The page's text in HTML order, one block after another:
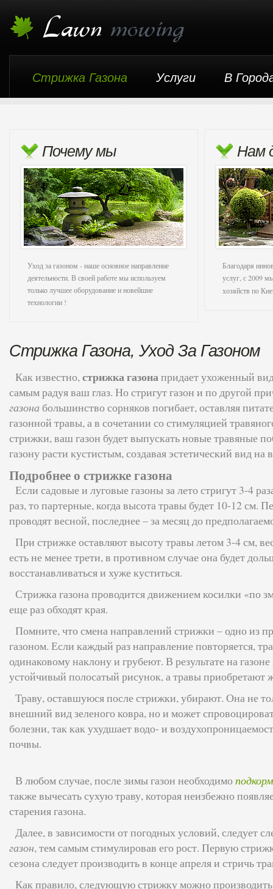
Стрижка Газона Услуги В
Почему мы
Уход за газоном - наше основное направление
деятельности. В своей работе мы используем
только лучшее оборудование и новейшие
технологии !
Нам
Благодаря
услуг, с 2009
хозяйств по
Стрижка Газона, Уход За Газоном
Как известно,стрижка газонапридает ухоженный
самым радуя ваш глаз. Но стригут газон и по другой
газонабольшинство сорняков погибает, оставляя
газонной травы, а в сочетании со стимуляцией
стрижки, ваш газон будет выпускать новые травяные
газону расти кустистым, создавая эстетический вид на
Подробнее о стрижке газона
Если садовые и луговые газоны за лето стригут 3-4
раз, то партерные, когда высота травы будет 10-12 см.
проводят весной, последнее – за месяц до
При стрижке оставляют высоту травы летом 3-4 см,
есть не менее трети, в противном случае она будет
восстанавливаться и хуже куститься.
Стрижка газона проводится движением косилки «по
еще раз обходят края.
Помните, что смена направлений стрижки – одно из
газоном. Если каждый раз направление повторяется,
одинаковому наклону и грубеют. В результате на газоне
устойчивый полосатый рисунок, а травы приобретают
Траву, оставшуюся после стрижки, убирают. Она не
внешний вид зеленого ковра, но и может
болезни, так как ухудшает водо- и
почвы.
В любом случае, после зимы газон необходимо
также вычесать сухую траву, которая неизбежно
старения газона.
Далее, в зависимости от погодных условий, следует
газон, тем самым стимулировав его рост. Первую
сезона следует производить в конце апреля и стричь
Как правило, следующую стрижку можно производить